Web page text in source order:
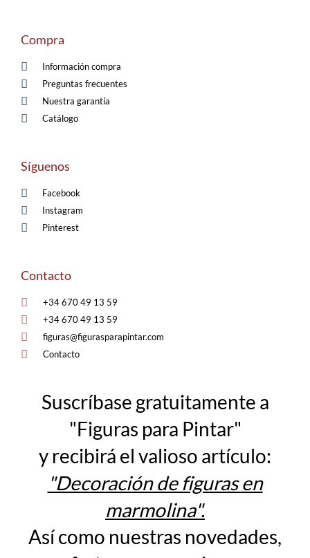
Compra
Información compra
Preguntas frecuentes
Nuestra garantía
Catálogo
Síguenos
Facebook
Instagram
Pinterest
Contacto
+34 670 49 13 59
+34 670 49 13 59
figuras@figurasparapintar.com
Contacto
Suscríbase gratuitamente a
"Figuras para Pintar"
y recibirá el valioso artículo:
"Decoración de figuras en
marmolina".
Así como nuestras novedades,